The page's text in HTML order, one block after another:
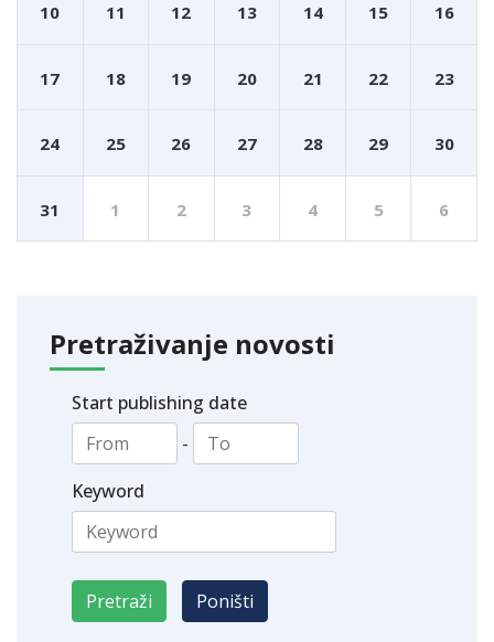
10 11 12 13 14 15 16
17 18 19 20 21 22 23
24 25 26 27 28 29 30
31 1 2 3 4 5 6
Pretraživanje novosti
Start publishing date
-
Keyword